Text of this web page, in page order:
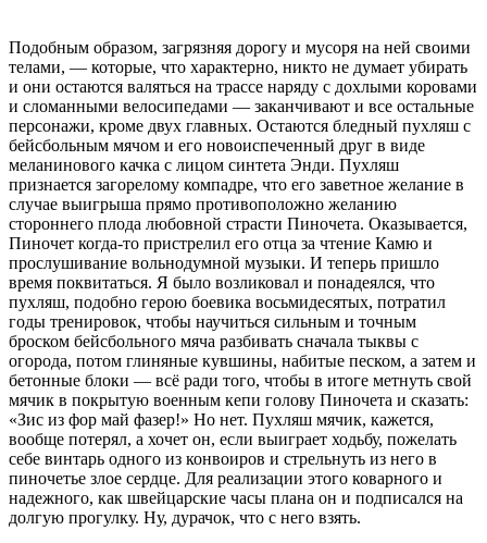
Подобным образом, загрязняя дорогу и мусоря на ней своими
телами, — которые, что характерно, никто не думает убирать
и они остаются валяться на трассе наряду с дохлыми коровами
и сломанными велосипедами — заканчивают и все остальные
персонажи, кроме двух главных. Остаются бледный пухляш с
бейсбольным мячом и его новоиспеченный друг в виде
меланинового качка с лицом синтета Энди. Пухляш
признается загорелому компадре, что его заветное желание в
случае выигрыша прямо противоположно желанию
стороннего плода любовной страсти Пиночета. Оказывается,
Пиночет когда-то пристрелил его отца за чтение Камю и
прослушивание вольнодумной музыки. И теперь пришло
время поквитаться. Я было возликовал и понадеялся, что
пухляш, подобно герою боевика восьмидесятых, потратил
годы тренировок, чтобы научиться сильным и точным
броском бейсбольного мяча разбивать сначала тыквы с
огорода, потом глиняные кувшины, набитые песком, а затем и
бетонные блоки — всё ради того, чтобы в итоге метнуть свой
мячик в покрытую военным кепи голову Пиночета и сказать:
«Зис из фор май фазер!» Но нет. Пухляш мячик, кажется,
вообще потерял, а хочет он, если выиграет ходьбу, пожелать
себе винтарь одного из конвоиров и стрельнуть из него в
пиночетье злое сердце. Для реализации этого коварного и
надежного, как швейцарские часы плана он и подписался на
долгую прогулку. Ну, дурачок, что с него взять.